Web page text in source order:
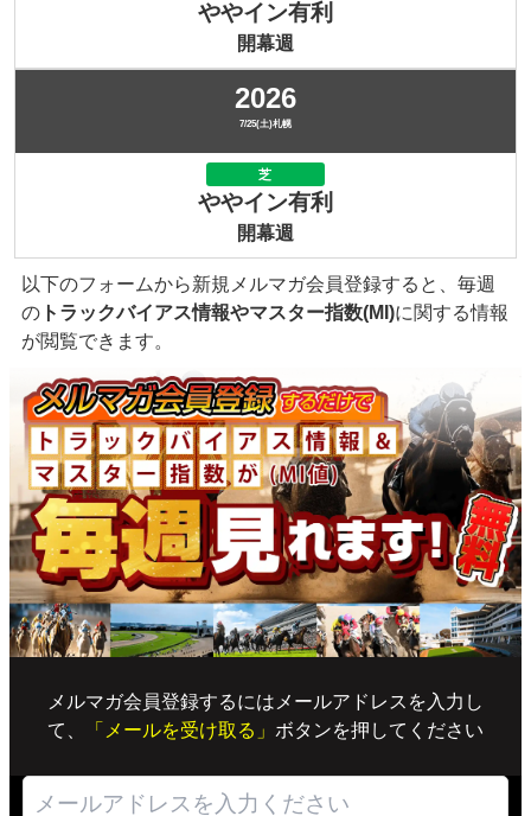
ややイン有利
開幕週
2026
7/25(土)札幌
芝
ややイン有利
開幕週
以下のフォームから新規メルマガ会員登録すると、毎週
の トラックバイアス情報やマスター指数(MI)に関する情報
が閲覧できます。
メルマガ会員登録するにはメールアドレスを入力し
て、
「メールを受け取る」 ボタンを押してください